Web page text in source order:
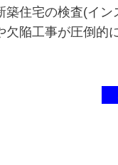
築住宅の検査(イ
欠陥工事が圧倒的